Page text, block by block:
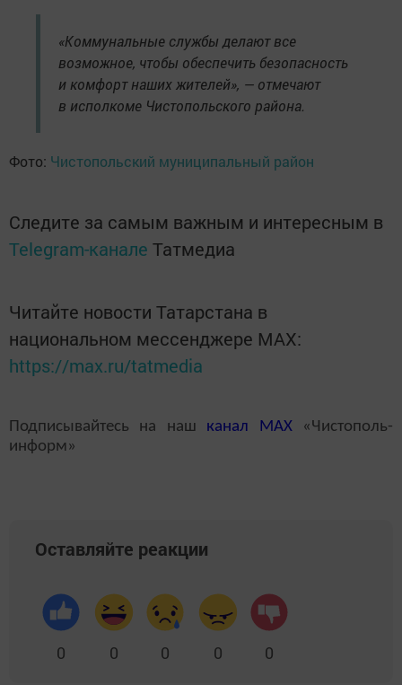
«Коммунальные службы делают все
возможное, чтобы обеспечить безопасность
и комфорт наших жителей», — отмечают
в исполкоме Чистопольского района.
Фото: Чистопольский муниципальный район
Следите за самым важным и интересным в
Telegram-канале Татмедиа
Читайте новости Татарстана в
национальном мессенджере MАХ:
https://max.ru/tatmedia
Подписывайтесь на наш канал MAX«Чистополь-
информ»
Оставляйте реакции
0 0 0 0 0